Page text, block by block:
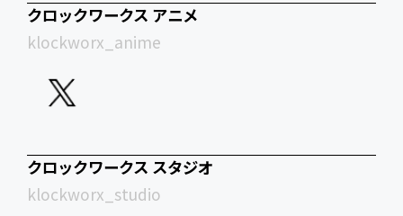
クロックワークス アニメ
klockworx_anime
クロックワークス スタジオ
klockworx_studio